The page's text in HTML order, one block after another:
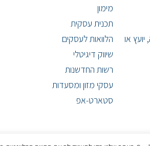
או
מימון
תכנית עסקית
הלוואות לעסקים
שיווק דיגיטלי
רשות החדשנות
עסקי מזון ומסעדות
סטארט-אפ